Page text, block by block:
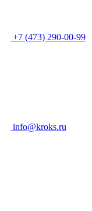
+7 (473) 290-00-99
info@kroks.ru